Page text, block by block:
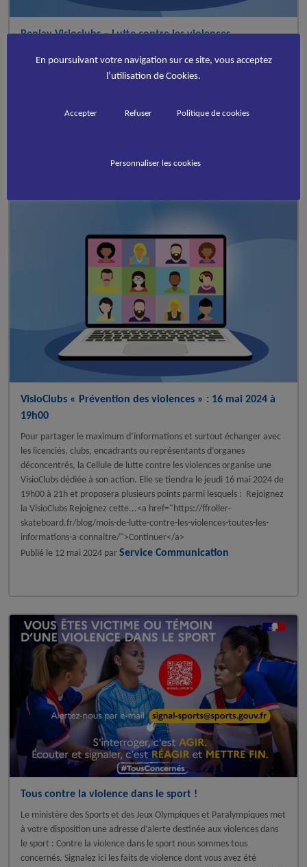
Replay Visioclubs – Lutte contre les violences
Le 16 mai 2024 s’est tenue une visioconférence organisée par la
FFRS, sur le sujet de la prévention et de la lutte contre les violences
partie du contenu ici ci-dessous :
VisioClubs « Prévention des violences » : 16 mai 2024 à
19h00
Pour partager le maximum d’informations et surtout échanger avec
les licenciés, clubs, encadrants ou représentants d’organes
déconcentrés, la Cellule de lutte contre les violences organise une
VisioClubs dédiée à son action. Elle se tiendra le jeudi 16 mai 2024 de
19h00 à 21h et proposera plusieurs points parmi lesquels : Rejoignez
la VisioClubs Rejoignez cette...<a href="https://ffroller-
skateboard.fr/blog/mois-de-lutte-contre-les-violences-toutes-les-
informations-a-connaitre/">Continuer</a>
Publié le 12 mai 2024 parService Communication
Tous contre la violence dans le sport !
Le ministère des Sports et des Jeux Olympiques et Paralympiques met
à votre disposition une adresse d’alerte destinée aux violences dans
le sport : Contre la violence dans le sport nous sommes tous
concernés. Signalez ici les faits de violence dont vous avez été
En poursuivant votre navigation sur ce site, vous acceptez
l’utilisation de Cookies.
Accepter Refuser Politique de cookies
Personnaliser les cookies